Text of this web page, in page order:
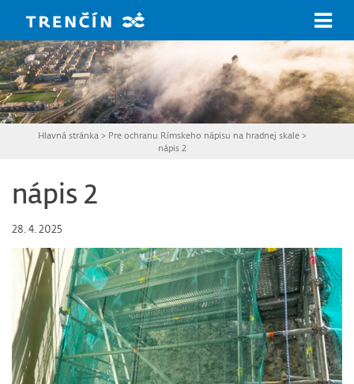
Hlavná stránka > Pre ochranu Rímskeho nápisu na hradnej skale >
nápis 2
nápis 2
28. 4. 2025